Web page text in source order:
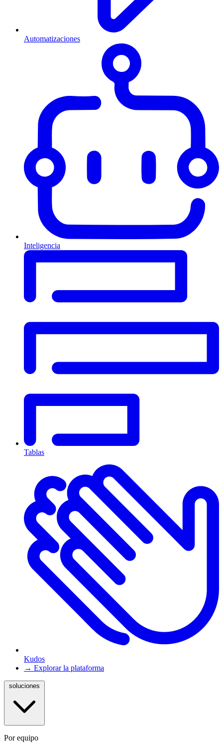
Automatizaciones
Inteligencia
Tablas
Kudos
→ Explorar la plataforma
Por equipo